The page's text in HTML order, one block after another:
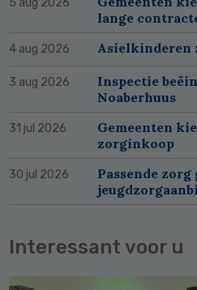
lange
4 aug 2026 Asielkinderen
3 aug 2026
Inspectie
Noaberhuus
31 jul 2026
Gemeenten
zorginkoop
30 jul 2026
Passende
Interessant voor u